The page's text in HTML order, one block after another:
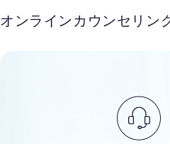
オンラインカウンセリン